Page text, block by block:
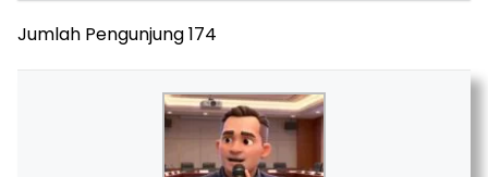
Jumlah Pengunjung174